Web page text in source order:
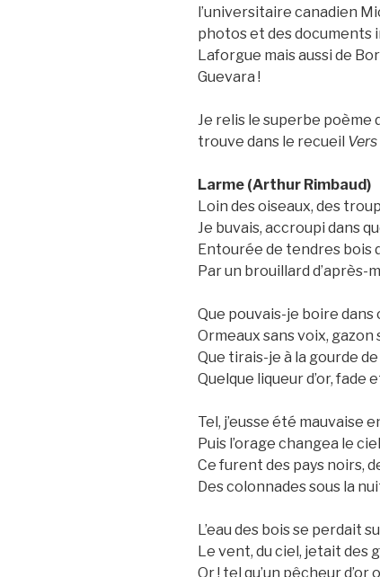
l’universitaire canadien
photos et des documents
Laforgue mais aussi de
Guevara !
Je relis le superbe poème
trouve dans le recueil
Larme (Arthur Rimbaud)
Loin des oiseaux, des
Je buvais, accroupi dans
Entourée de tendres bois
Par un brouillard d’après-
Que pouvais-je boire dans
Ormeaux sans voix,
Que tirais-je à la gourde
Quelque liqueur d’or, fade
Tel, j’eusse été mauvaise
Puis l’orage changea le
Ce furent des pays noirs,
Des colonnades sous la
L’eau des bois se perdait
Le vent, du ciel, jetait des
Or ! tel qu’un pêcheur d’or